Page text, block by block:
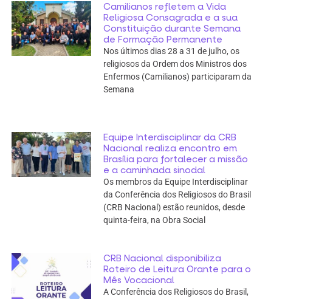
Camilianos refletem a Vida
Religiosa Consagrada e a sua
Constituição durante Semana
de Formação Permanente
Nos últimos dias 28 a 31 de julho, os
religiosos da Ordem dos Ministros dos
Enfermos (Camilianos) participaram da
Semana
Equipe Interdisciplinar da CRB
Nacional realiza encontro em
Brasília para fortalecer a missão
e a caminhada sinodal
Os membros da Equipe Interdisciplinar
da Conferência dos Religiosos do Brasil
(CRB Nacional) estão reunidos, desde
quinta-feira, na Obra Social
CRB Nacional disponibiliza
Roteiro de Leitura Orante para o
Mês Vocacional
A Conferência dos Religiosos do Brasil,